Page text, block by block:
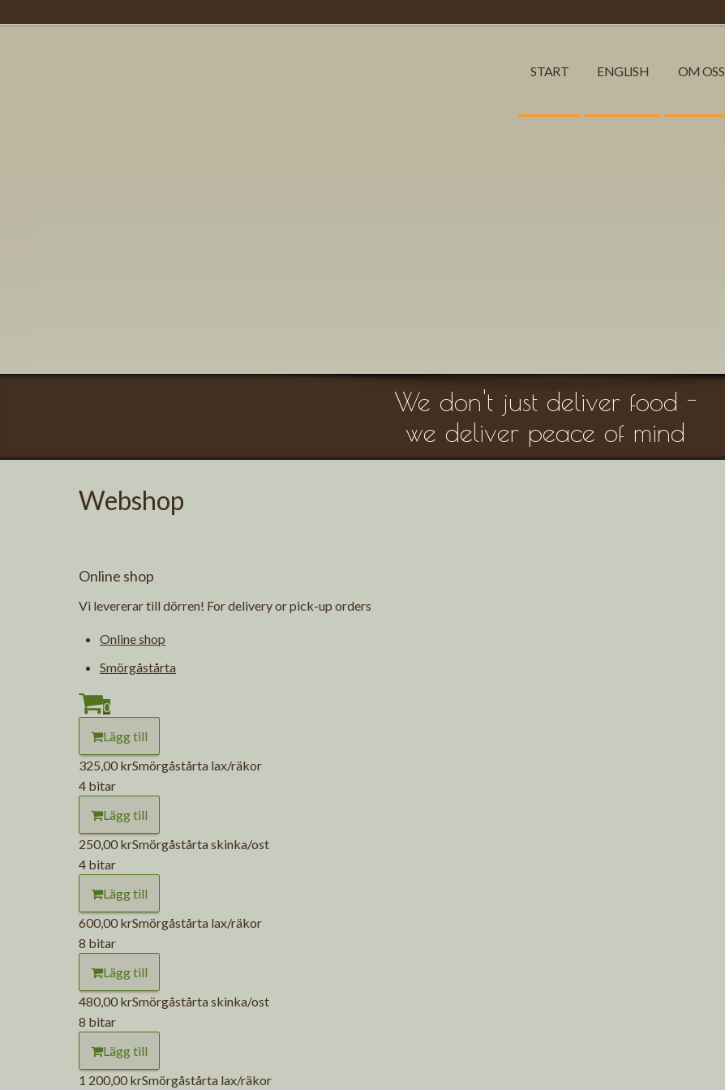
START ENGLISH OM OSS
We don't just deliver food -
we deliver peace of mind
Webshop
Online shop
Vi levererar till dörren! For delivery or pick-up orders
Online shop
Smörgåstårta
0
Lägg till
325,00 krSmörgåstårta lax/räkor
4 bitar
Lägg till
250,00 krSmörgåstårta skinka/ost
4 bitar
Lägg till
600,00 krSmörgåstårta lax/räkor
8 bitar
Lägg till
480,00 krSmörgåstårta skinka/ost
8 bitar
Lägg till
1 200,00 krSmörgåstårta lax/räkor